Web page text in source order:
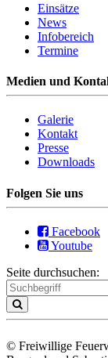
Einsätze
News
Infobereich
Termine
Medien und
Galerie
Kontakt
Presse
Downloads
Folgen Sie uns
Facebook
Youtube
Seite durchsuchen:
© Freiwillige